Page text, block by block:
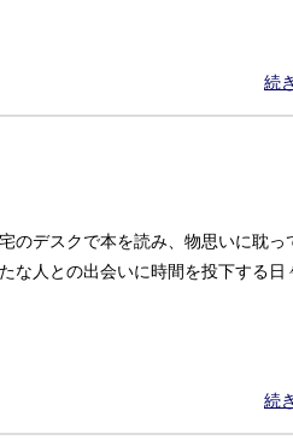
続
のデスクで本を読み、物思いに耽っ
な人との出会いに時間を投下する日
続